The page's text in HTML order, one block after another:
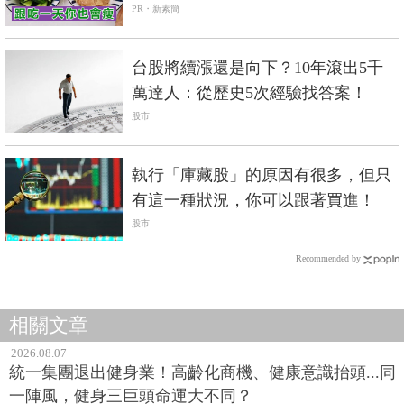
PR・新素簡
台股將續漲還是向下？10年滾出5千
萬達人：從歷史5次經驗找答案！
股市
執行「庫藏股」的原因有很多，但只
有這一種狀況，你可以跟著買進！
股市
Recommended by
相關文章
2026.08.07
統一集團退出健身業！高齡化商機、健康意識抬頭...同
一陣風，健身三巨頭命運大不同？